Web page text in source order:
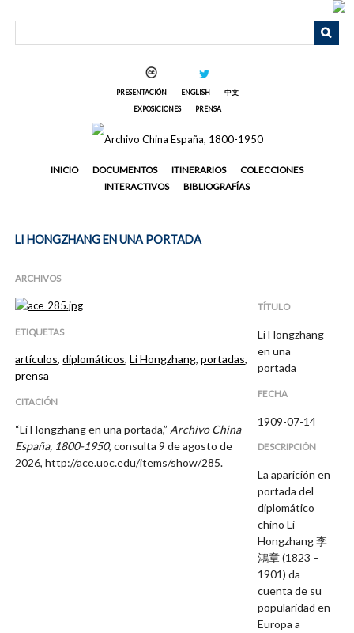
PRESENTACIÓN ENGLISH
中文
EXPOSICIONES
PRENSA
INICIO DOCUMENTOS ITINERARIOS
COLECCIONES
INTERACTIVOS
BIBLIOGRAFÍAS
LI HONGZHANG EN UNA PORTADA
ARCHIVOS
ETIQUETAS
artículos,diplomáticos,Li Hongzhang,portadas,
prensa
CITACIÓN
“Li Hongzhang en una portada,” Archivo China
España, 1800-1950, consulta 9 de agosto de
2026,http://ace.uoc.edu/items/show/285.
TÍTULO
Li Hongzhang
en una
portada
FECHA
1909-07-14
DESCRIPCIÓN
La aparición en
portada del
diplomático
chino Li
Hongzhang 李
鴻章 (1823 –
1901) da
cuenta de su
popularidad en
Europa a